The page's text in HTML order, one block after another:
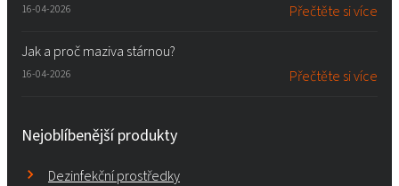
16-04-2026 Přečtěte si více
Jak a proč maziva stárnou?
16-04-2026 Přečtěte si více
Nejoblíbenější produkty
Dezinfekční prostředky